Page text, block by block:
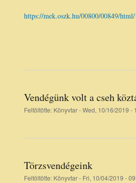
https://mek.oszk.hu/00800/00849/html/
Vendégünk volt a cseh
Feltöltötte: Könyvtar- Wed, 10/16/2019 -
Törzsvendégeink
Feltöltötte: Könyvtar- Fri, 10/04/2019 -